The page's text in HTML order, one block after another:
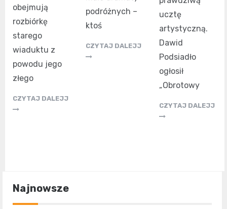
obejmują
rozbiórkę
starego
wiaduktu z
powodu jego
złego
CZYTAJ DALEJJ
podróżnych –
ktoś
CZYTAJ DALEJJ
ucztę
artystyczną.
Dawid
Podsiadło
ogłosił
„Obrotowy
CZYTAJ DALEJJ
Najnowsze